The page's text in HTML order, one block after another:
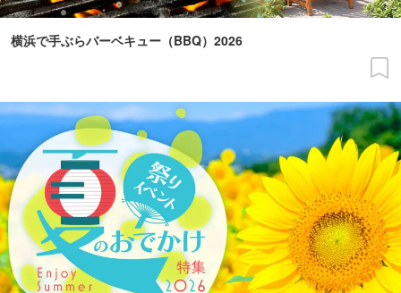
横浜で手ぶらバーベキュー（BBQ）2026